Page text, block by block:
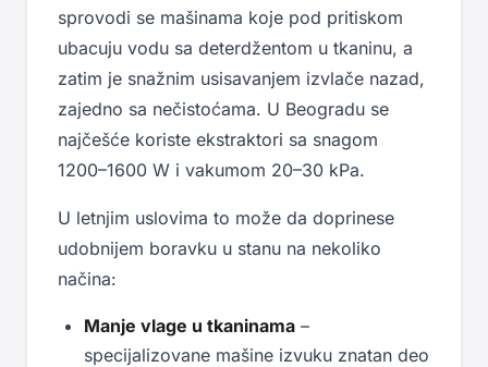
sprovodi se mašinama koje pod pritiskom
ubacuju vodu sa deterdžentom u tkaninu, a
zatim je snažnim usisavanjem izvlače nazad,
zajedno sa nečistoćama. U Beogradu se
najčešće koriste ekstraktori sa snagom
1200–1600 W i vakumom 20–30 kPa.
U letnjim uslovima to može da doprinese
udobnijem boravku u stanu na nekoliko
načina:
Manje vlage u tkaninama –
specijalizovane mašine izvuku znatan deo